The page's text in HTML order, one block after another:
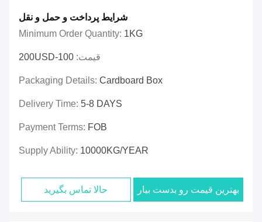
شرایط پرداخت و حمل و نقل
Minimum Order Quantity: 1KG
قیمت: 100-200USD
Packaging Details: Cardboard Box
Delivery Time: 5-8 DAYS
Payment Terms: FOB
Supply Ability: 10000KG/YEAR
بهترین قیمت رو بدست بیار حالا تماس بگیرید